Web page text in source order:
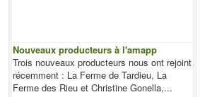
Nouveaux producteurs à l'amapp
Trois nouveaux producteurs nous ont rejoint
récemment : La Ferme de Tardieu, La
Ferme des Rieu et Christine Gonella,...